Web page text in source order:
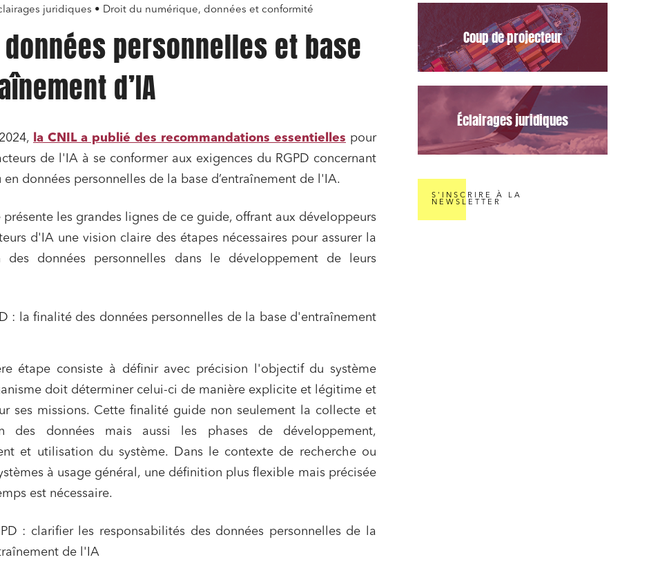
juridiques • Droit du numérique, données et conformité
données personnelles et base
d’IA
la CNIL a publié des recommandations essentielles pour
de l'IA à se conformer aux exigences du RGPD concernant
en données personnelles de la base d’entraînement de l'IA.
présente les grandes lignes de ce guide, offrant aux développeurs
d'IA une vision claire des étapes nécessaires pour assurer la
des données personnelles dans le développement de leurs
la finalité des données personnelles de la base d'entraînement
étape consiste à définir avec précision l'objectif du système
doit déterminer celui-ci de manière explicite et légitime et
ses missions. Cette finalité guide non seulement la collecte et
des données mais aussi les phases de développement,
et utilisation du système. Dans le contexte de recherche ou
à usage général, une définition plus flexible mais précisée
est nécessaire.
clarifier les responsabilités des données personnelles de la
de l'IA
types de la Commission
pour le Data Act
Coup de projecteur
Éclairages juridiques
S'INSCRIRE À LA
NEWSLETTER